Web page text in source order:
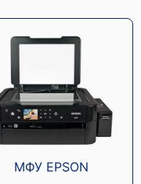
МФУ EPSON